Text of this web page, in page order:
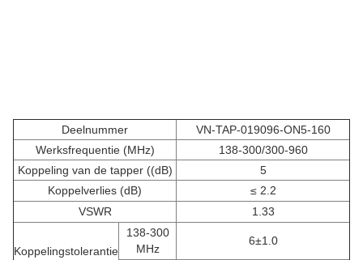
Deelnummer
VN-TAP-019096-ON5-160
Werksfrequentie (MHz)
138-300/300-960
Koppeling van de tapper ((dB)
5
Koppelverlies (dB)
≤ 2.2
VSWR
1.33
Koppelingstolerantie
138-300
MHz
6±1.0